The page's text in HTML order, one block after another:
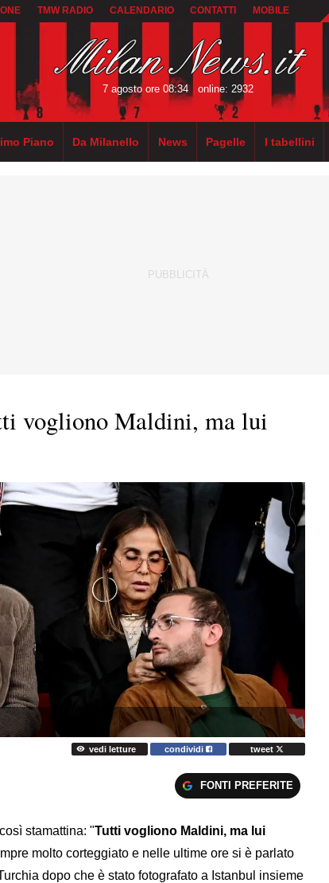
TMW RADIO CALENDARIO CONTATTI MOBILE
7 agosto ore 08:34 online: 2932
Piano Da Milanello News Pagelle I tabellini
vogliono Maldini, ma lui
vedi letture condividi tweet
FONTI PREFERITE
stamattina: "Tutti vogliono Maldini, ma lui
molto corteggiato e nelle ultime ore si è parlato
dopo che è stato fotografato a Istanbul insieme